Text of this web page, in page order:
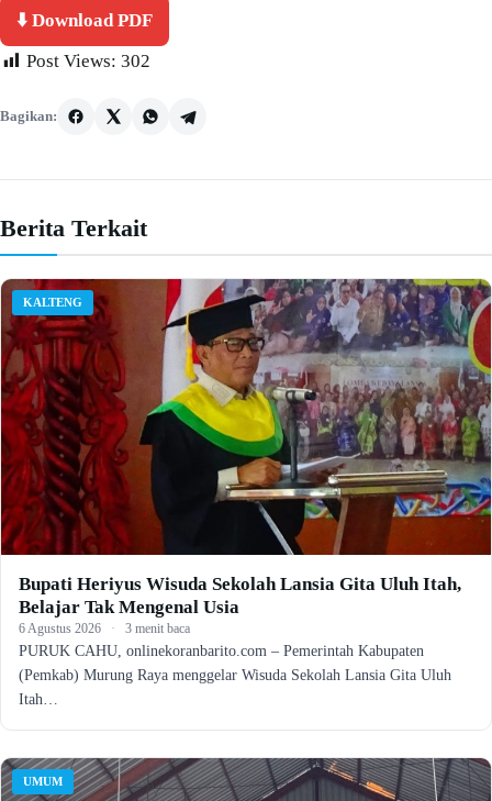
⬇️ Download PDF
Post Views: 302
Bagikan:
Berita Terkait
KALTENG
Bupati Heriyus Wisuda Sekolah Lansia Gita Uluh Itah,
Belajar Tak Mengenal Usia
6 Agustus 2026 · 3 menit baca
PURUK CAHU, onlinekoranbarito.com – Pemerintah Kabupaten
(Pemkab) Murung Raya menggelar Wisuda Sekolah Lansia Gita Uluh
Itah…
UMUM